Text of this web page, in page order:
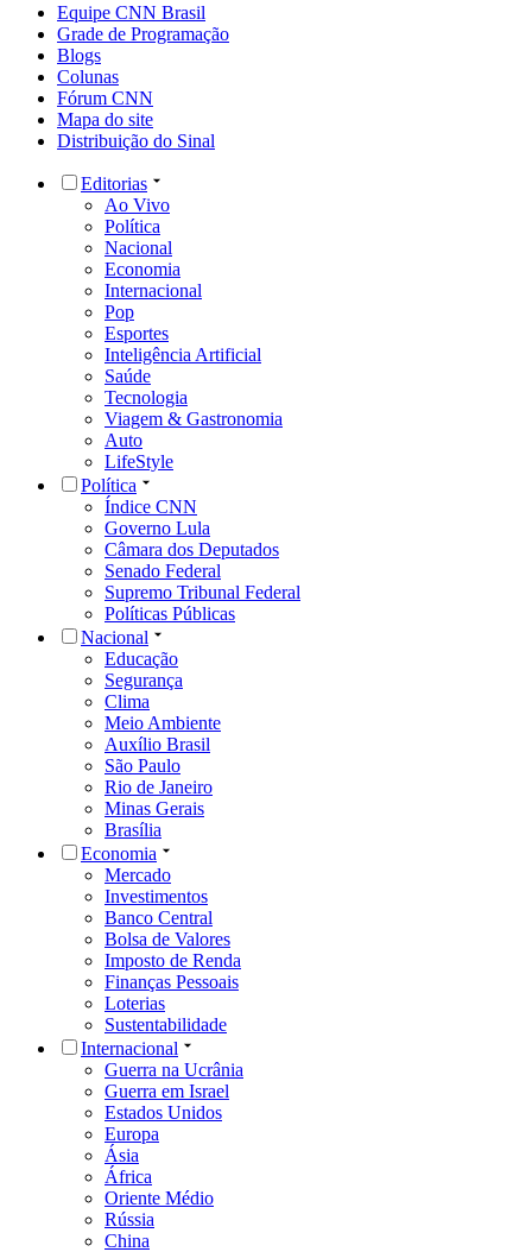
Equipe CNN Brasil
Grade de Programação
Blogs
Colunas
Fórum CNN
Mapa do site
Distribuição do Sinal
Editorias
Ao Vivo
Política
Nacional
Economia
Internacional
Pop
Esportes
Inteligência Artificial
Saúde
Tecnologia
Viagem & Gastronomia
Auto
LifeStyle
Política
Índice CNN
Governo Lula
Câmara dos Deputados
Senado Federal
Supremo Tribunal Federal
Políticas Públicas
Nacional
Educação
Segurança
Clima
Meio Ambiente
Auxílio Brasil
São Paulo
Rio de Janeiro
Minas Gerais
Brasília
Economia
Mercado
Investimentos
Banco Central
Bolsa de Valores
Imposto de Renda
Finanças Pessoais
Loterias
Sustentabilidade
Internacional
Guerra na Ucrânia
Guerra em Israel
Estados Unidos
Europa
Ásia
África
Oriente Médio
Rússia
China